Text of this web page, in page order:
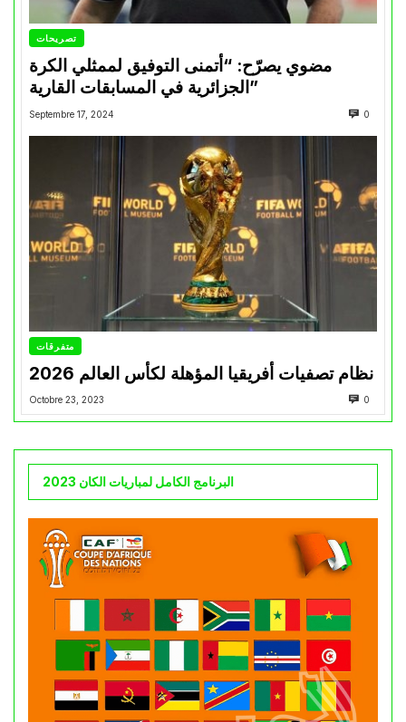
تصريحات
مضوي يصرّح: “أتمنى التوفيق لممثلي الكرة
الجزائرية في المسابقات القارية”
Septembre 17, 2024 0
متفرقات
نظام تصفيات أفريقيا المؤهلة لكأس العالم 2026
Octobre 23, 2023 0
البرنامج الكامل لمباريات الكان 2023